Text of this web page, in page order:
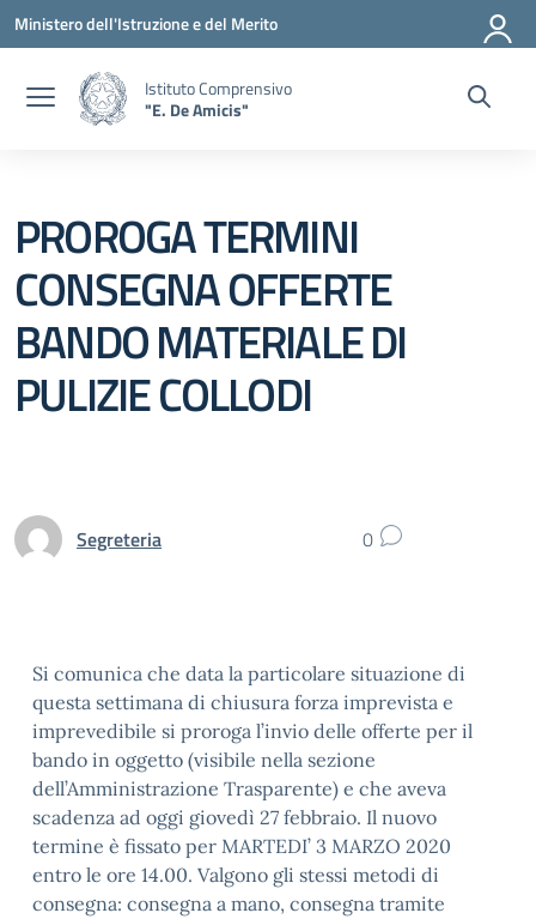
Vai ai contenuti
Vai al menu di navigazione
Vai al footer
Ministero dell'Istruzione e del Merito
Istituto Comprensivo
"E. De Amicis"
PROROGA TERMINI
CONSEGNA OFFERTE
BANDO MATERIALE DI
PULIZIE COLLODI
Segreteria 0
Si comunica che data la particolare situazione di
questa settimana di chiusura forza imprevista e
imprevedibile si proroga l’invio delle offerte per il
bando in oggetto (visibile nella sezione
dell’Amministrazione Trasparente) e che aveva
scadenza ad oggi giovedì 27 febbraio. Il nuovo
termine è fissato per MARTEDI’ 3 MARZO 2020
entro le ore 14.00. Valgono gli stessi metodi di
consegna: consegna a mano, consegna tramite